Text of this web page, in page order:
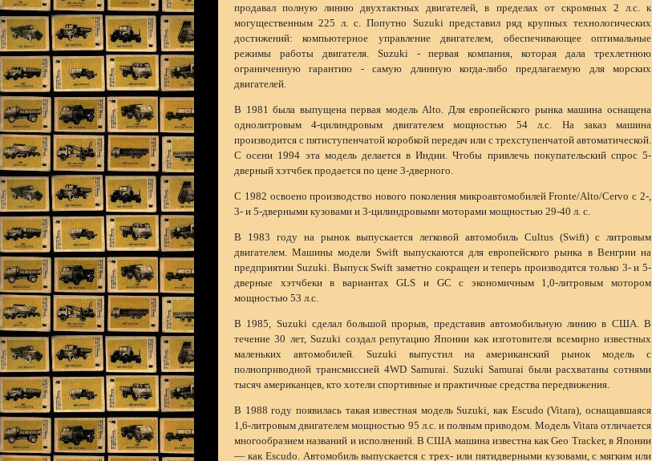
продавал полную линию двухтактных двигателей, в пределах от скромных 2 л.с. к
могущественным 225 л. с. Попутно Suzuki представил ряд крупных технологических
достижений: компьютерное управление двигателем, обеспечивающее оптимальные
режимы работы двигателя. Suzuki - первая компания, которая дала трехлетнюю
ограниченную гарантию - самую длинную когда-либо предлагаемую для морских
двигателей.
В 1981 была выпущена первая модель Alto. Для европейского рынка машина оснащена
однолитровым 4-цилиндровым двигателем мощностью 54 л.с. На заказ машина
производится с пятиступенчатой коробкой передач или с трехступенчатой автоматической.
С осени 1994 эта модель делается в Индии. Чтобы привлечь покупательский спрос 5-
дверный хэтчбек продается по цене 3-дверного.
С 1982 освоено производство нового поколения микроавтомобилей Fronte/Alto/Cervo с 2-,
3- и 5-дверными кузовами и 3-цилиндровыми моторами мощностью 29-40 л. с.
В 1983 году на рынок выпускается легковой автомобиль Cultus (Swift) с литровым
двигателем. Машины модели Swift выпускаются для европейского рынка в Венгрии на
предприятии Suzuki. Выпуск Swift заметно сокращен и теперь производятся только 3- и 5-
дверные хэтчбеки в вариантах GLS и GC с экономичным 1,0-литровым мотором
мощностью 53 л.с.
В 1985, Suzuki сделал большой прорыв, представив автомобильную линию в США. В
течение 30 лет, Suzuki создал репутацию Японии как изготовителя всемирно известных
маленьких автомобилей. Suzuki выпустил на американский рынок модель с
полноприводной трансмиссией 4WD Samurai. Suzuki Samurai были расхватаны сотнями
тысяч американцев, кто хотели спортивные и практичные средства передвижения.
В 1988 году появилась такая известная модель Suzuki, как Escudo (Vitara), оснащавшаяся
1,6-литровым двигателем мощностью 95 л.с. и полным приводом. Модель Vitara отличается
многообразием названий и исполнений. В США машина известна как Geo Tracker, в Японии
— как Escudo. Автомобиль выпускается с трех- или пятидверными кузовами, с мягким или